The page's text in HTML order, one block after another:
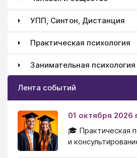
УПП, Синтон, Дистанция
Практическая психология
Занимательная психология
Лента событий
01 октября 2026
🎓 Практическая
и